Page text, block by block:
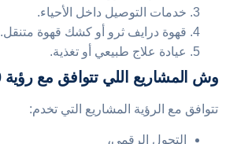
خدمات التوصيل داخل الأحياء.
قهوة درايف ثرو أو كشك قهوة متنقل.
عيادة علاج طبيعي أو تغذية.
وش المشاريع اللي تتوافق مع رؤية 2030 ويكون لها مستقبل قوي؟
تتوافق مع الرؤية المشاريع التي تخدم:
التحول الرقمي،